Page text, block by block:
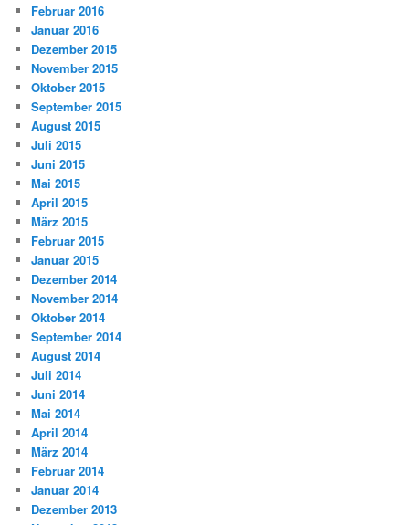
Februar 2016
Januar 2016
Dezember 2015
November 2015
Oktober 2015
September 2015
August 2015
Juli 2015
Juni 2015
Mai 2015
April 2015
März 2015
Februar 2015
Januar 2015
Dezember 2014
November 2014
Oktober 2014
September 2014
August 2014
Juli 2014
Juni 2014
Mai 2014
April 2014
März 2014
Februar 2014
Januar 2014
Dezember 2013